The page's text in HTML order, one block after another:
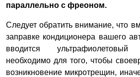
параллельно с фреоном.
Следует обратить внимание, что
заправке кондиционера вашего
вводится
необходимо для того, чтобы
возникновение микротрещин,